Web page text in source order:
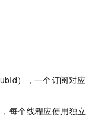
），一个订阅对应
每个线程应使用独立